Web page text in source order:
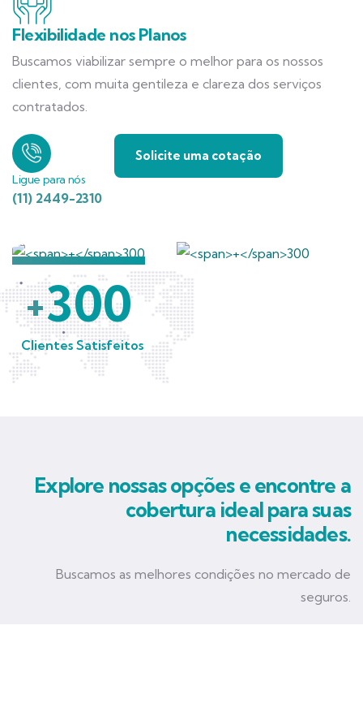
Flexibilidade nos Planos
Buscamos viabilizar sempre o melhor para os nossos
clientes, com muita gentileza e clareza dos serviços
contratados.
Ligue para nós
(11) 2449-2310
Solicite uma cotação
+300
Clientes Satisfeitos
Explore nossas opções e encontre a
cobertura ideal para suas
necessidades.
Buscamos as melhores condições no mercado de
seguros.